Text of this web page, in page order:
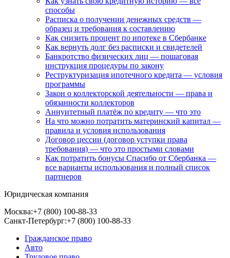
способы
Расписка о получении денежных средств —
образец и требования к составлению
Как снизить процент по ипотеке в Сбербанке
Как вернуть долг без расписки и свидетелей
Банкротство физических лиц — пошаговая
инструкция процедуры по закону
Реструктуризация ипотечного кредита — условия
программы
Закон о коллекторской деятельности — права и
обязанности коллекторов
Аннуитетный платёж по кредиту — что это
На что можно потратить материнский капитал —
правила и условия использования
Договор цессии (договор уступки права
требования) — что это простыми словами
Как потратить бонусы Спасибо от Сбербанка —
все варианты использования и полный список
партнеров
Юридическая компания
Москва:+7 (800) 100-88-33
Санкт-Петербург:+7 (800) 100-88-33
Гражданское право
Авто